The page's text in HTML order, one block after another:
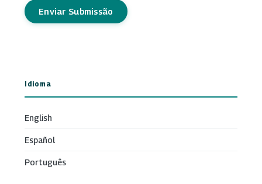
Enviar Submissão
Idioma
English
Español
Português